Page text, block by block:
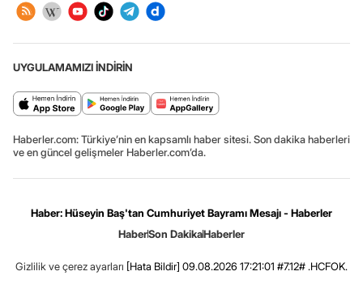
UYGULAMAMIZI İNDİRİN
Haberler.com: Türkiye’nin en kapsamlı haber sitesi. Son dakika haberleri
ve en güncel gelişmeler Haberler.com’da.
Haber: Hüseyin Baş'tan Cumhuriyet Bayramı Mesajı - Haberler
HaberSon DakikaHaberler
Gizlilik ve çerez ayarları [Hata Bildir] 09.08.2026 17:21:01 #7.12# .HCFOK.